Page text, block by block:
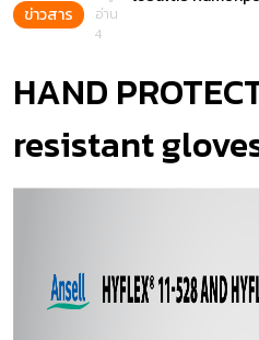
ข่าวสาร
อ่าน
4
HAND
resistant